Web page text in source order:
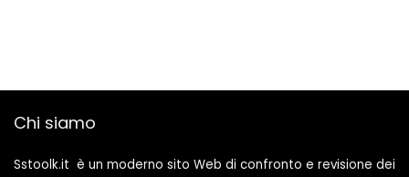
Chi siamo
Sstoolk.it è un moderno sito Web di confronto e revisione dei